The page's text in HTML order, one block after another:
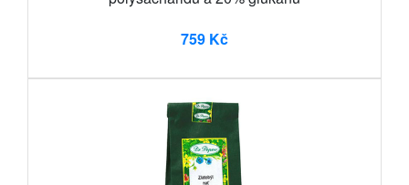
759 Kč